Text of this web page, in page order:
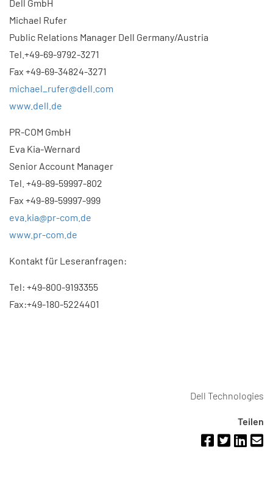
Dell GmbH
Michael Rufer
Public Relations Manager Dell Germany/Austria
Tel.+49-69-9792-3271
Fax +49-69-34824-3271
michael_rufer@dell.com
www.dell.de
PR-COM GmbH
Eva Kia-Wernard
Senior Account Manager
Tel. +49-89-59997-802
Fax +49-89-59997-999
eva.kia@pr-com.de
www.pr-com.de
Kontakt für Leseranfragen:
Tel: +49-800-9193355
Fax:+49-180-5224401
Dell Technologies
Teilen